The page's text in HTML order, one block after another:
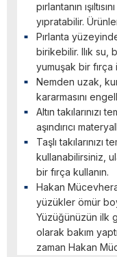
pırlantanın
yıpratabilir.
Pırlanta
birikebilir. Ilık su,
yumuşak bir
Nemden uzak,
kararmasını
Altın
aşındırıcı
Taşlı takılarınızı
kullanabilirsiniz,
bir fırça kullanın.
Hakan
yüzükler ömür
Yüzüğünüzün ilk
olarak bakım
zaman Hakan